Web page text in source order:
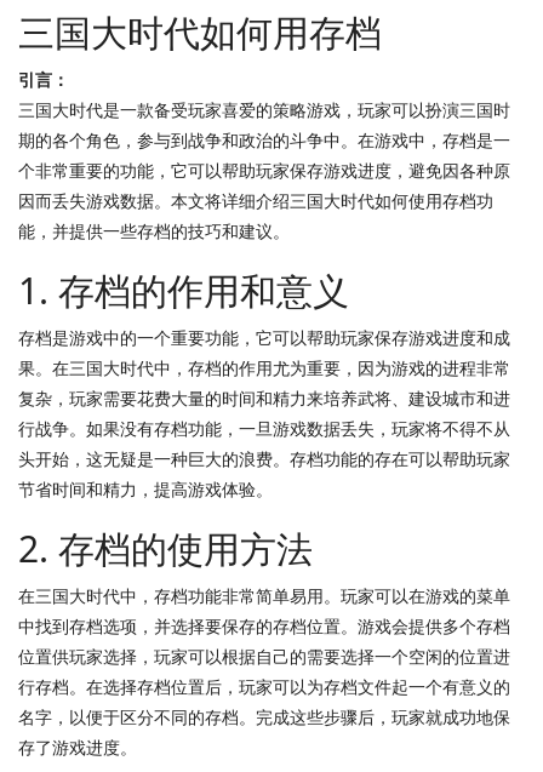
三国大时代如何用存档
引言：
三国大时代是一款备受玩家喜爱的策略游戏，玩家可以扮演三国时
期的各个角色，参与到战争和政治的斗争中。在游戏中，存档是一
个非常重要的功能，它可以帮助玩家保存游戏进度，避免因各种原
因而丢失游戏数据。本文将详细介绍三国大时代如何使用存档功
能，并提供一些存档的技巧和建议。
1. 存档的作用和意义
存档是游戏中的一个重要功能，它可以帮助玩家保存游戏进度和成
果。在三国大时代中，存档的作用尤为重要，因为游戏的进程非常
复杂，玩家需要花费大量的时间和精力来培养武将、建设城市和进
行战争。如果没有存档功能，一旦游戏数据丢失，玩家将不得不从
头开始，这无疑是一种巨大的浪费。存档功能的存在可以帮助玩家
节省时间和精力，提高游戏体验。
2. 存档的使用方法
在三国大时代中，存档功能非常简单易用。玩家可以在游戏的菜单
中找到存档选项，并选择要保存的存档位置。游戏会提供多个存档
位置供玩家选择，玩家可以根据自己的需要选择一个空闲的位置进
行存档。在选择存档位置后，玩家可以为存档文件起一个有意义的
名字，以便于区分不同的存档。完成这些步骤后，玩家就成功地保
存了游戏进度。